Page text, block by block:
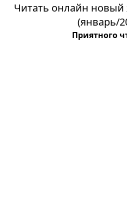
Читать онлайн
(январь/
Приятного